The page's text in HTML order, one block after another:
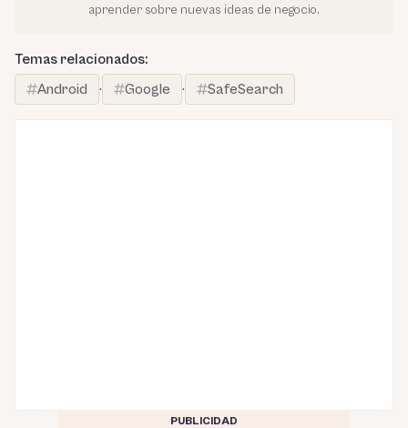
aprender sobre nuevas ideas de negocio.
Temas relacionados:
Android
· Google · SafeSearch
PUBLICIDAD